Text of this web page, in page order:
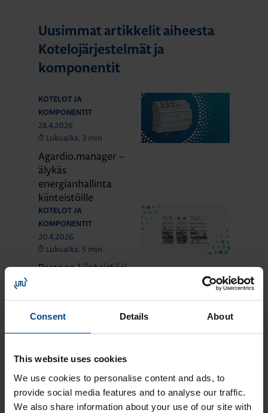
Consent Details About
This website uses cookies
We use cookies to personalise content and ads, to
provide social media features and to analyse our traffic.
We also share information about your use of our site with
Uusimmat artikkelit aiheesta
Kotelojärjestelmät ja
komponentit
KOTELOT JA
KOMPONENTIT
28.4.2026
Lukuaika: 3 min
Agardio.manager –
älykäs
energianhallinta
kiinteistöille
KOTELOT JA
KOMPONENTIT
20.4.2026
Lukuaika: 5 min
Paranna kiinteistösi
KOTELOT JA
KOMPONENTIT
Lukuaika: 3 min
UUTUUS:
Ilmakatkaisijasarja
hw+